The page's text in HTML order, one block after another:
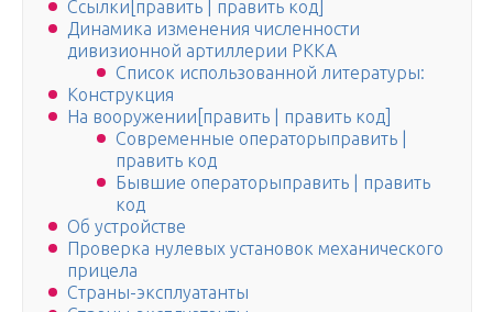
Ссылки[править | править код]
Динамика изменения численности
дивизионной артиллерии РККА
Список использованной литературы:
Конструкция
На вооружении[править | править код]
Современные операторыправить |
править код
Бывшие операторыправить | править
код
Об устройстве
Проверка нулевых установок механического
прицела
Страны-эксплуатанты